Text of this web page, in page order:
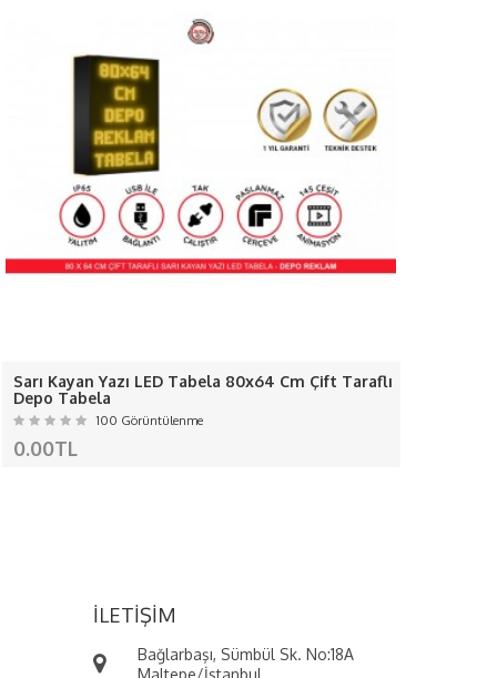
adaptör kullanıyoruz-
GEÇİNİZ
sorumlu değildir...
Macaristan, İrlanda, İtalya, Letonya,
Slovenya, İsveç
Sarı Kayan Yazı LED Tabela 80x64 Cm Çift Taraflı
Depo Tabela
100 Görüntülenme
0.00TL
İLETIŞIM
Bağlarbaşı, Sümbül Sk. No:18A
Maltepe/İstanbul